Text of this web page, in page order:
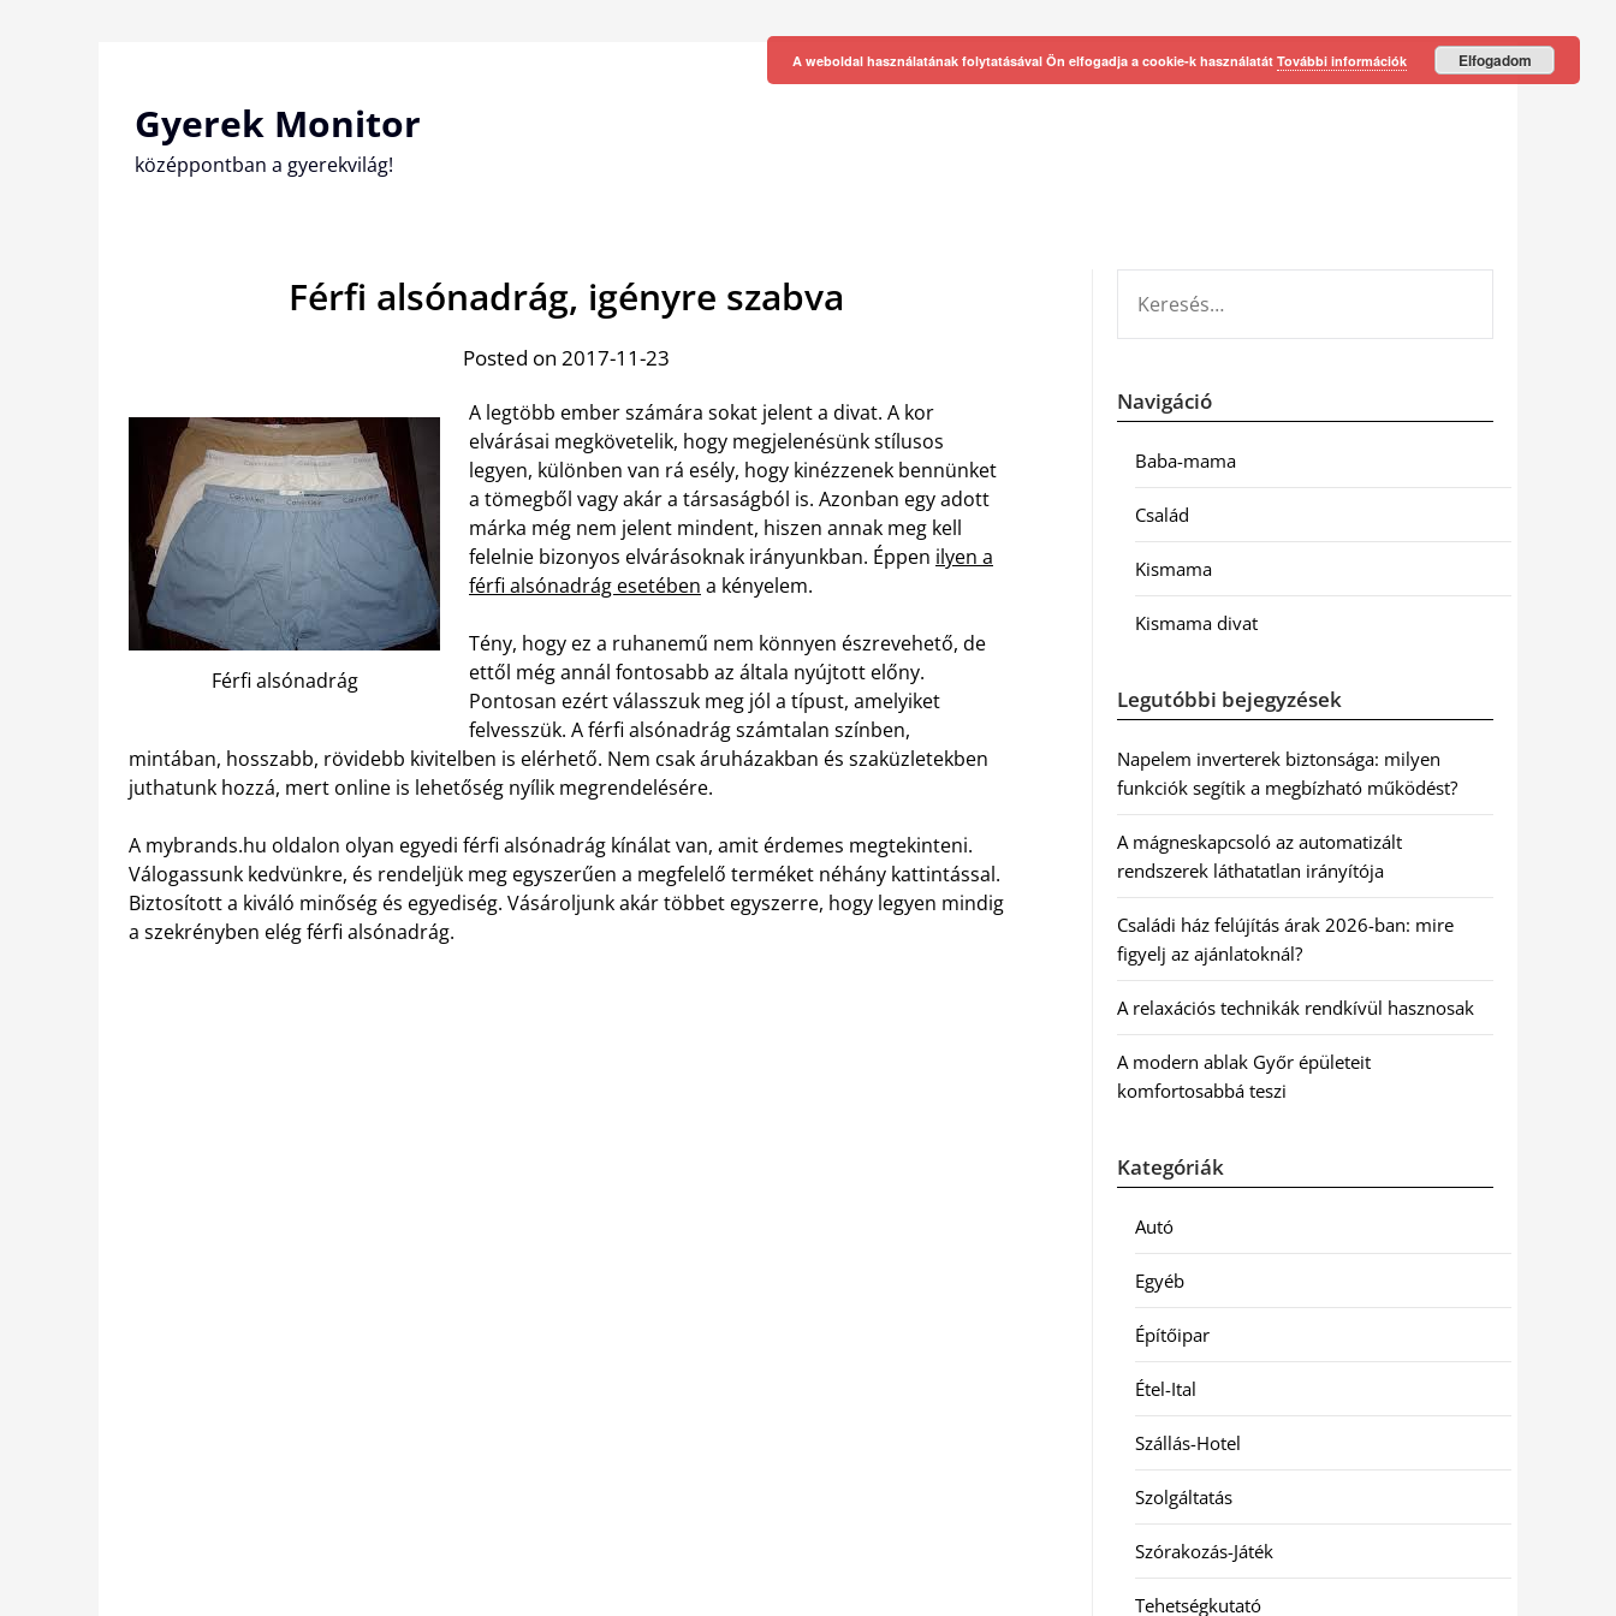
Gyerek Monitor
középpontban a gyerekvilág!
Férfi alsónadrág, igényre szabva
Posted on 2017-11-23
Férfi alsónadrág
A legtöbb ember számára sokat jelent a divat. A kor
elvárásai megkövetelik, hogy megjelenésünk stílusos
legyen, különben van rá esély, hogy kinézzenek bennünket
a tömegből vagy akár a társaságból is. Azonban egy adott
márka még nem jelent mindent, hiszen annak meg kell
felelnie bizonyos elvárásoknak irányunkban. Éppen ilyen a
férfi alsónadrág esetében a kényelem.
Tény, hogy ez a ruhanemű nem könnyen észrevehető, de
ettől még annál fontosabb az általa nyújtott előny.
Pontosan ezért válasszuk meg jól a típust, amelyiket
felvesszük. A férfi alsónadrág számtalan színben,
mintában, hosszabb, rövidebb kivitelben is elérhető. Nem csak áruházakban és szaküzletekben
juthatunk hozzá, mert online is lehetőség nyílik megrendelésére.
A mybrands.hu oldalon olyan egyedi férfi alsónadrág kínálat van, amit érdemes megtekinteni.
Válogassunk kedvünkre, és rendeljük meg egyszerűen a megfelelő terméket néhány kattintással.
Biztosított a kiváló minőség és egyediség. Vásároljunk akár többet egyszerre, hogy legyen mindig
a szekrényben elég férfi alsónadrág.
Navigáció
Baba-mama
Család
Kismama
Kismama divat
Legutóbbi bejegyzések
Napelem inverterek biztonsága: milyen
funkciók segítik a megbízható működést?
A mágneskapcsoló az automatizált
rendszerek láthatatlan irányítója
Családi ház felújítás árak 2026-ban: mire
figyelj az ajánlatoknál?
A relaxációs technikák rendkívül hasznosak
A modern ablak Győr épületeit
komfortosabbá teszi
Kategóriák
Autó
Egyéb
Építőipar
Étel-Ital
Szállás-Hotel
Szolgáltatás
Szórakozás-Játék
Tehetségkutató
A weboldal használatának folytatásával Ön elfogadja a cookie-k használatát További információk Elfogadom